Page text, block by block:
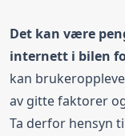
Det kan være
internett i bilen
kan
av gitte faktorer
Ta derfor hensyn